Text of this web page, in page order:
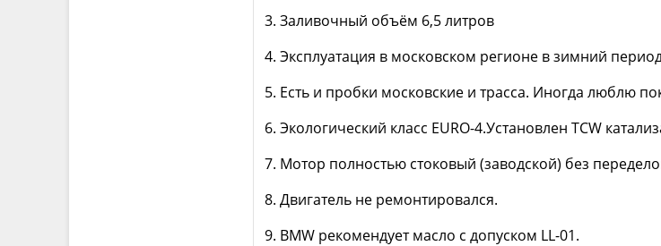
3. Заливочный объём 6,5 литров
4. Эксплуатация в московском регионе в зимний
5. Есть и пробки московские и трасса. Иногда люблю
6. Экологический класс EURO-4.Установлен TCW
7. Мотор полностью стоковый (заводской) без
8. Двигатель не ремонтировался.
9. BMW рекомендует масло с допуском LL-01.